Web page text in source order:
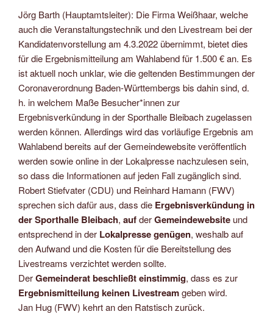
Jörg Barth (Hauptamtsleiter): Die Firma Weißhaar, welche
auch die Veranstaltungstechnik und den Livestream bei der
Kandidatenvorstellung am 4.3.2022 übernimmt, bietet dies
für die Ergebnismitteilung am Wahlabend für 1.500 € an. Es
ist aktuell noch unklar, wie die geltenden Bestimmungen der
Coronaverordnung Baden-Württembergs bis dahin sind, d.
h. in welchem Maße Besucher*innen zur
Ergebnisverkündung in der Sporthalle Bleibach zugelassen
werden können. Allerdings wird das vorläufige Ergebnis am
Wahlabend bereits auf der Gemeindewebsite veröffentlich
werden sowie online in der Lokalpresse nachzulesen sein,
so dass die Informationen auf jeden Fall zugänglich sind.
Robert Stiefvater (CDU) und Reinhard Hamann (FWV)
sprechen sich dafür aus, dass die Ergebnisverkündung in
der Sporthalle Bleibach, aufderGemeindewebsite und
entsprechend in der Lokalpresse genügen, weshalb auf
den Aufwand und die Kosten für die Bereitstellung des
Livestreams verzichtet werden sollte.
DerGemeinderat beschließt einstimmig, dass es zur
Ergebnismitteilung keinen Livestreamgeben wird.
Jan Hug (FWV) kehrt an den Ratstisch zurück.